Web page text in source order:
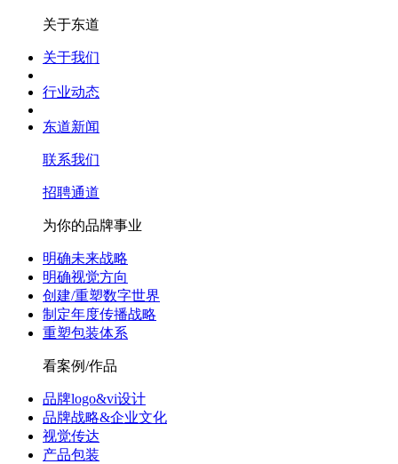
关于东道
关于我们
行业动态
东道新闻
联系我们
招聘通道
为你的品牌事业
明确未来战略
明确视觉方向
创建/重塑数字世界
制定年度传播战略
重塑包装体系
看案例/作品
品牌logo&vi设计
品牌战略&企业文化
视觉传达
产品包装